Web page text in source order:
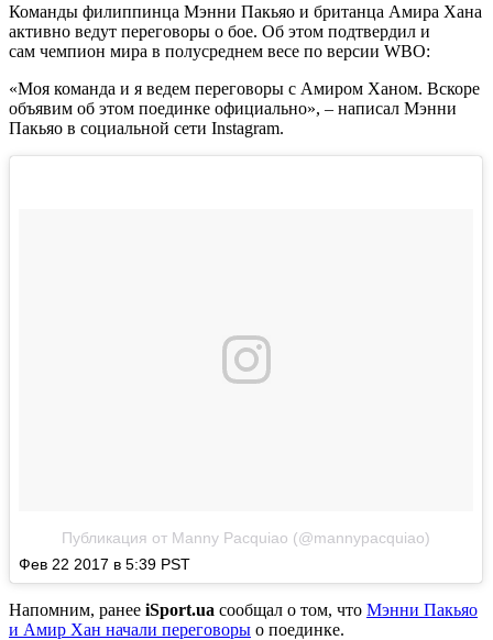
Команды филиппинца Мэнни Пакьяо и британца Амира Хана
активно ведут переговоры о бое. Об этом подтвердил и
сам чемпион мира в полусреднем весе по версии WBO:
«Моя команда и я ведем переговоры с Амиром Ханом. Вскоре
объявим об этом поединке официально», – написал Мэнни
Пакьяо в социальной сети Instagram.
Публикация от Manny Pacquiao (@mannypacquiao)
Фев 22 2017 в 5:39 PST
Напомним, ранее iSport.ua сообщал о том, что Мэнни Пакьяо
и Амир Хан начали переговоры о поединке.